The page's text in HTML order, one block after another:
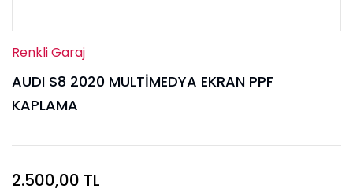
Renkli Garaj
AUDI S8 2020 MULTİMEDYA EKRAN PPF
KAPLAMA
2.500,00 TL